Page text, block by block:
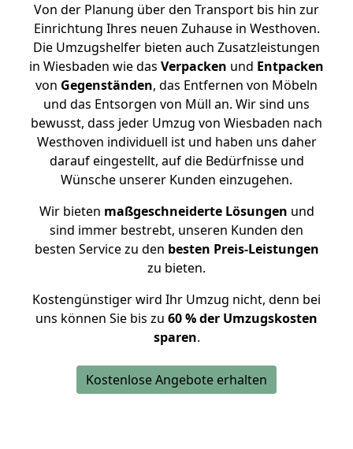
Von der Planung über den Transport bis hin zur
Einrichtung Ihres neuen Zuhause in Westhoven.
Die Umzugshelfer bieten auch Zusatzleistungen
in Wiesbaden wie das Verpacken und Entpacken
von Gegenständen, das Entfernen von Möbeln
und das Entsorgen von Müll an. Wir sind uns
bewusst, dass jeder Umzug von Wiesbaden nach
Westhoven individuell ist und haben uns daher
darauf eingestellt, auf die Bedürfnisse und
Wünsche unserer Kunden einzugehen.
Wir bieten maßgeschneiderte Lösungen und
sind immer bestrebt, unseren Kunden den
besten Service zu den besten Preis-Leistungen
zu bieten.
Kostengünstiger wird Ihr Umzug nicht, denn bei
uns können Sie bis zu 60 % der Umzugskosten
sparen.
Kostenlose Angebote erhalten